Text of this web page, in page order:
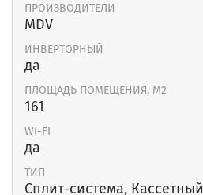
ПРОИЗВОДИТЕЛИ
MDV
ИНВЕРТОРНЫЙ
да
ПЛОЩАДЬ ПОМЕЩЕНИЯ, М2
161
WI-FI
да
ТИП
Cплит-система, Кассетный